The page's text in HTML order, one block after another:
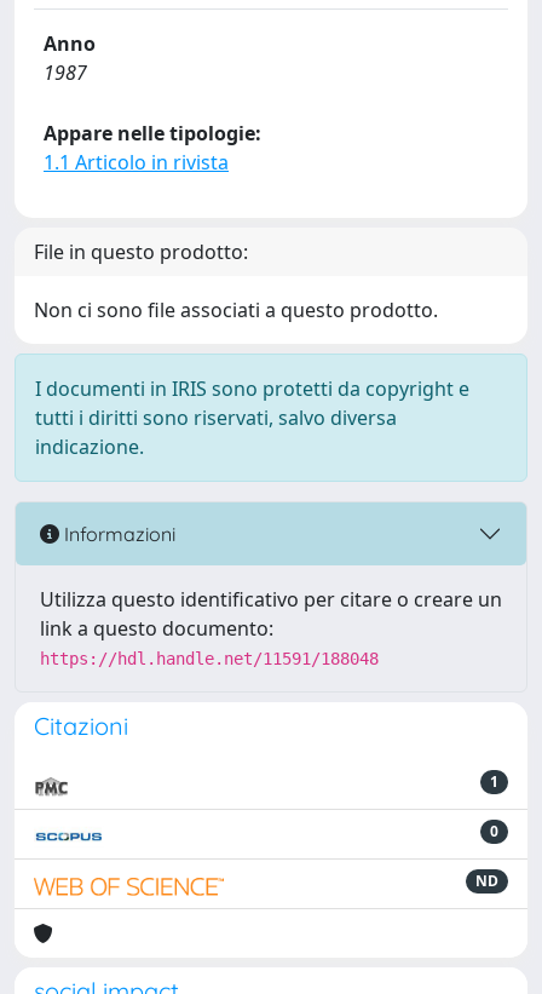
Anno
1987
Appare nelle tipologie:
1.1 Articolo in rivista
File in questo prodotto:
Non ci sono file associati a questo prodotto.
I documenti in IRIS sono protetti da copyright e
tutti i diritti sono riservati, salvo diversa
indicazione.
Informazioni
Utilizza questo identificativo per citare o creare un
link a questo documento:
https://hdl.handle.net/11591/188048
Citazioni
1
0
ND